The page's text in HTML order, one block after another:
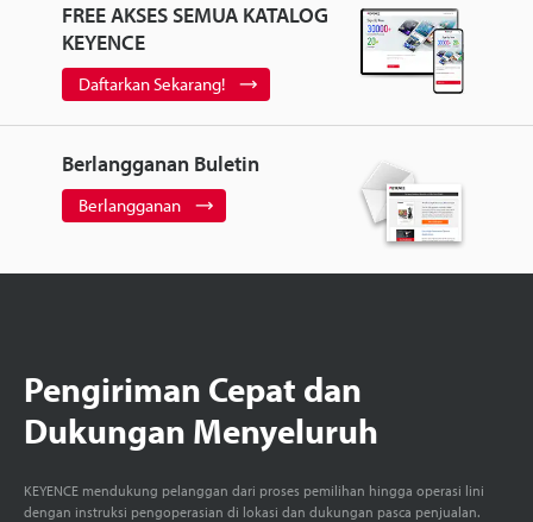
FREE AKSES SEMUA KATALOG
KEYENCE
Daftarkan Sekarang!
Berlangganan Buletin
Berlangganan
Pengiriman Cepat dan
Dukungan Menyeluruh
KEYENCE mendukung pelanggan dari proses pemilihan hingga operasi lini
dengan instruksi pengoperasian di lokasi dan dukungan pasca penjualan.